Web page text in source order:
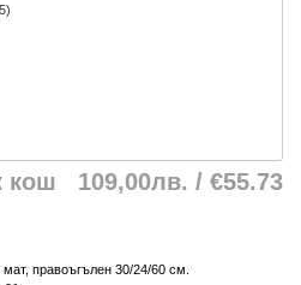
109,00лв. / €55.73
кош
правоъгълен 30/24/60 см.